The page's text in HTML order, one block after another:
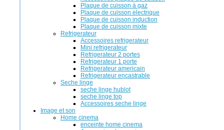
Plaque de cuisson à gaz
Plaque de cuisson electrique
Plaque de cuisson induction
Plaque de cuisson mixte
Refrigerateur
Accessoires refrigerateur
Mini refrigerateur
Refrigerateur 2 portes
Refrigerateur 1 porte
Refrigerateur americain
Refrigerateur encastrable
Seche linge
seche linge hublot
seche linge top
Accessoires seche linge
Image et son
Home cinema
enceinte home cinema